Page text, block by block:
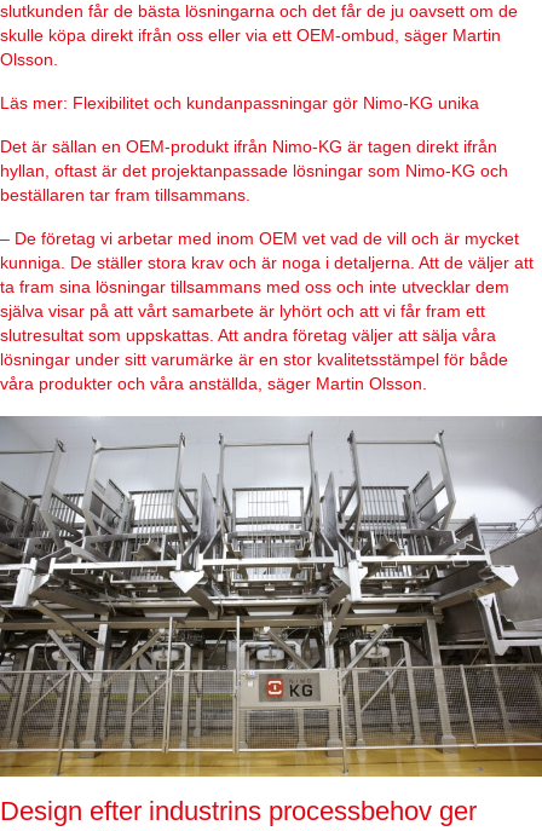
slutkunden får de bästa lösningarna och det får de ju oavsett om de
skulle köpa direkt ifrån oss eller via ett OEM-ombud, säger Martin
Olsson.
Läs mer: Flexibilitet och kundanpassningar gör Nimo-KG unika
Det är sällan en OEM-produkt ifrån Nimo-KG är tagen direkt ifrån
hyllan, oftast är det projektanpassade lösningar som Nimo-KG och
beställaren tar fram tillsammans.
– De företag vi arbetar med inom OEM vet vad de vill och är mycket
kunniga. De ställer stora krav och är noga i detaljerna. Att de väljer att
ta fram sina lösningar tillsammans med oss och inte utvecklar dem
själva visar på att vårt samarbete är lyhört och att vi får fram ett
slutresultat som uppskattas. Att andra företag väljer att sälja våra
lösningar under sitt varumärke är en stor kvalitetsstämpel för både
våra produkter och våra anställda, säger Martin Olsson.
Design efter industrins processbehov ger